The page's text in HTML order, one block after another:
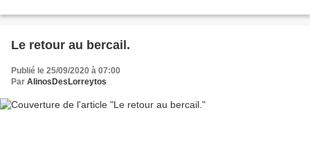
Le retour au bercail.
Publié le 25/09/2020 à 07:00
Par AlinosDesLorreytos